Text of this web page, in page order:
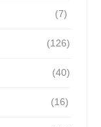
(7)
(126)
(40)
(16)